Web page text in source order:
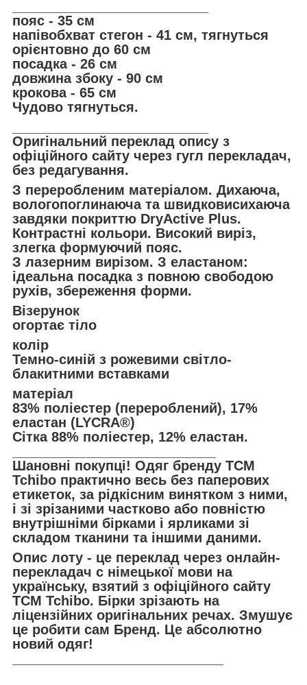
пояс - 35 см
напівобхват стегон - 41 см, тягнуться
орієнтовно до 60 см
посадка - 26 см
довжина збоку - 90 см
крокова - 65 см
Чудово тягнуться.
Оригінальний переклад опису з
офіційного сайту через гугл перекладач,
без редагування.
З переробленим матеріалом. Дихаюча,
вологопоглинаюча та швидковисихаюча
завдяки покриттю DryActive Plus.
Контрастні кольори. Високий виріз,
злегка формуючий пояс.
З лазерним вирізом. З еластаном:
ідеальна посадка з повною свободою
рухів, збереження форми.
Візерунок
огортає тіло
колір
Темно-синій з рожевими світло-
блакитними вставками
матеріал
83% поліестер (перероблений), 17%
еластан (LYCRA®)
Сітка 88% поліестер, 12% еластан.
Шановні покупці! Одяг бренду TCM
Tchibo практично весь без паперових
етикеток, за рідкісним винятком з ними,
і зі зрізаними частково або повністю
внутрішніми бірками і ярликами зі
складом тканини та іншими даними.
Опис лоту - це переклад через онлайн-
перекладач с німецької мови на
українську, взятий з офіційного сайту
TCM Tchibo. Бірки зрізають на
ліцензійних оригінальних речах. Змушує
це робити сам Бренд. Це абсолютно
новий одяг!